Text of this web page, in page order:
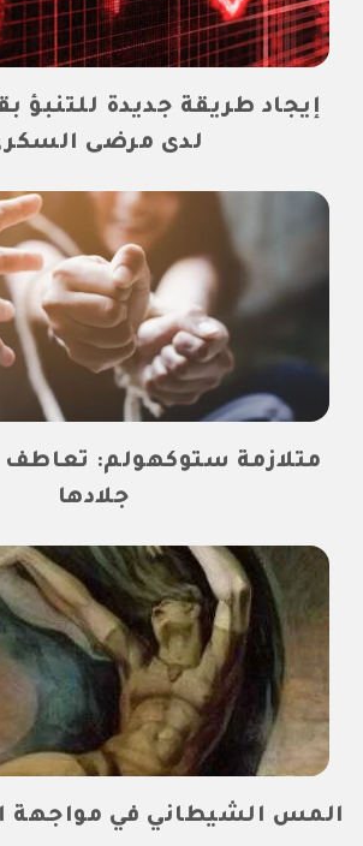
إيجاد طريقة جديدة للتنبؤ
لدى مرضى
متلازمة ستوكهولم:
جلادها
المس الشيطاني في مواجهة